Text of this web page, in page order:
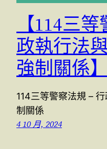
【114三
政執行法
強制關係】
114三等警察法規 –
制關係
4 10 月, 2024